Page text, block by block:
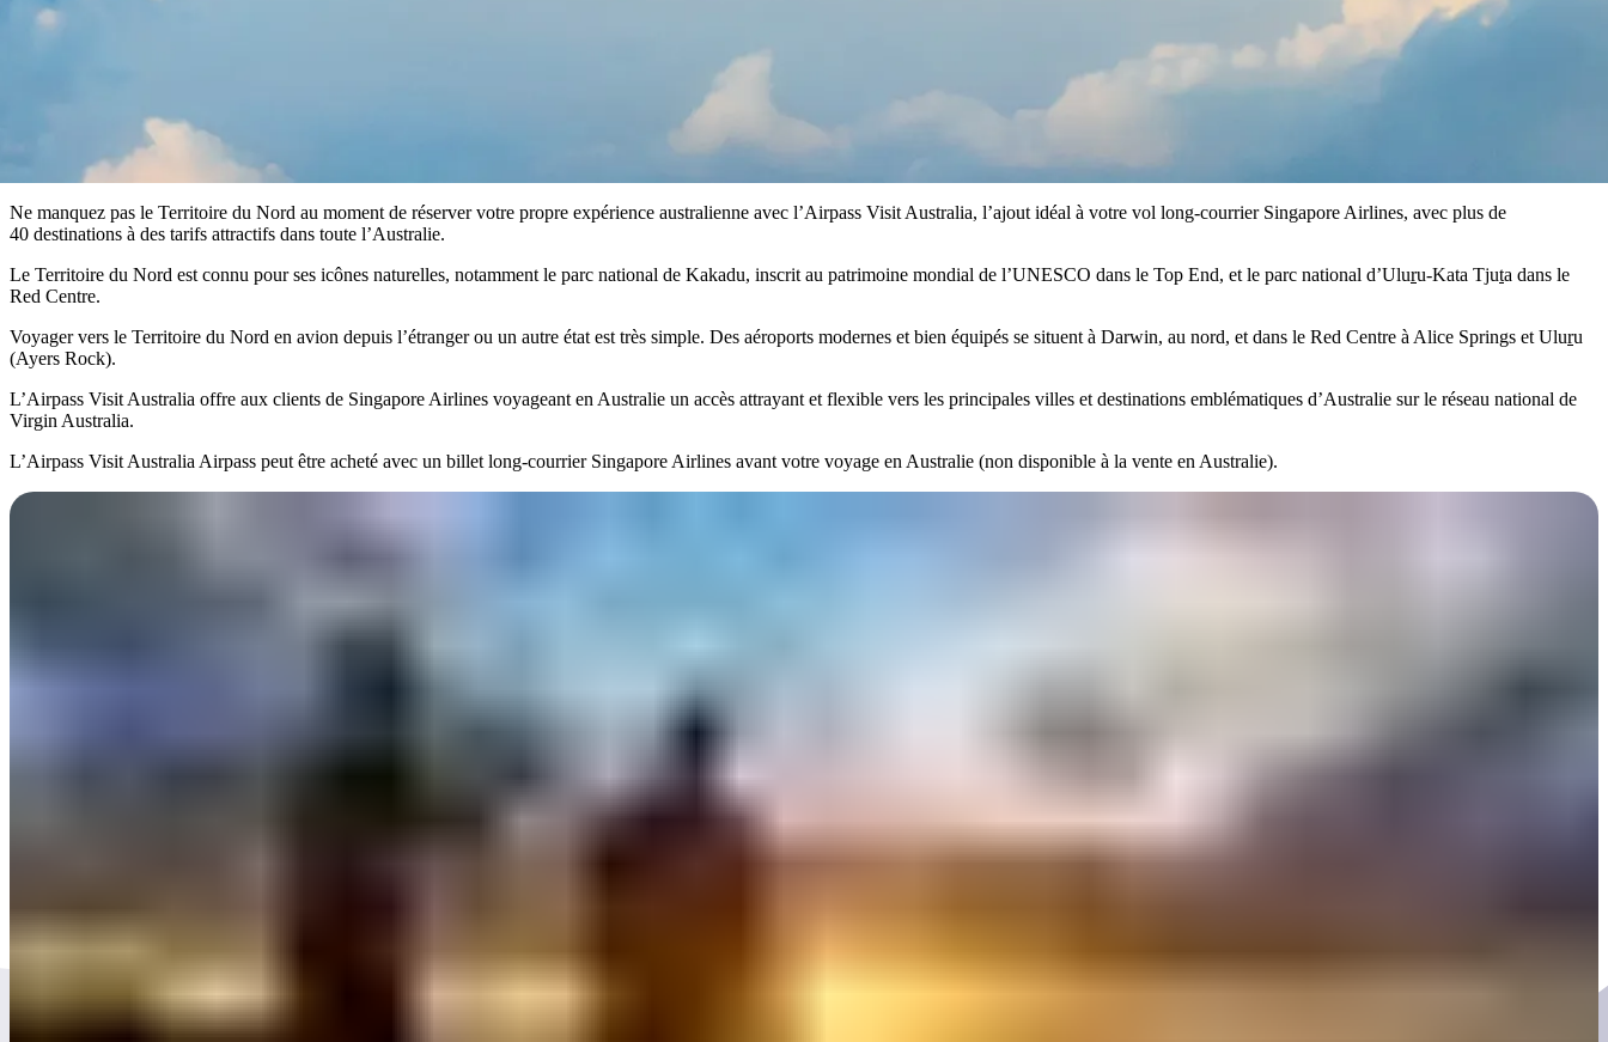
Ne manquez pas le Territoire du Nord au moment de réserver votre propre expérience australienne avec l’Airpass Visit Australia, l’ajout idéal à votre vol long-courrier Singapore Airlines, avec plus de
40 destinations à des tarifs attractifs dans toute l’Australie.
Le Territoire du Nord est connu pour ses icônes naturelles, notamment le parc national de Kakadu, inscrit au patrimoine mondial de l’UNESCO dans le Top End, et le parc national d’Uluru-Kata Tjuta dans le
Red Centre.
Voyager vers le Territoire du Nord en avion depuis l’étranger ou un autre état est très simple. Des aéroports modernes et bien équipés se situent à Darwin, au nord, et dans le Red Centre à Alice Springs et Uluru
(Ayers Rock).
L’Airpass Visit Australia offre aux clients de Singapore Airlines voyageant en Australie un accès attrayant et flexible vers les principales villes et destinations emblématiques d’Australie sur le réseau national de
Virgin Australia.
L’Airpass Visit Australia Airpass peut être acheté avec un billet long-courrier Singapore Airlines avant votre voyage en Australie (non disponible à la vente en Australie).
Comment
réserver ?
Réservez votre Pass Singapore Airlines Visit Australia par l’intermédiaire d’un agent